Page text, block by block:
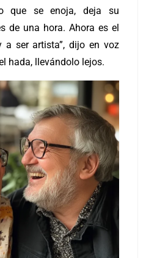
que se enoja, deja su
de una hora. Ahora es el
a ser artista”, dijo en voz
hada, llevándolo lejos.